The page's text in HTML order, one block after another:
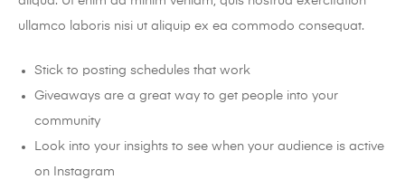
ullamco laboris nisi ut aliquip ex ea commodo consequat.
Stick to posting schedules that work
Giveaways are a great way to get people into your
community
Look into your insights to see when your audience is active
on Instagram